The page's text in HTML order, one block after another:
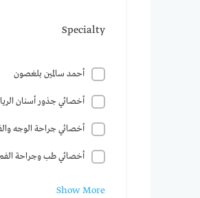
Specialty
أحمد سالمين بلغصون
أخصائي جذور أسنان
أخصائي جراحة الوجه
أخصائي طب وجراحة الفم
Show More